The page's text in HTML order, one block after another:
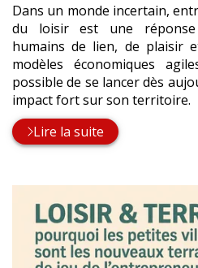
Dans un monde incertain,
du loisir est une réponse
humains de lien, de plaisir
modèles économiques
possible de se lancer dès
impact fort sur son territoire.
Lire la suite